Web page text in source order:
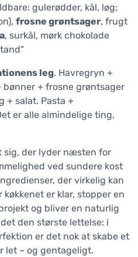
gulerødder, kål, løg;
frosne grøntsager, frugt
, surkål, mørk chokolade
leg. Havregryn +
+ frosne grøntsager
+ salat. Pasta +
er alle almindelige ting,
sig, der lyder næsten for
ved sundere kost
der virkelig kan
er klar, stopper en
og bliver en naturlig
den største lettelse: i
er det nok at skabe et
let – og gentageligt.